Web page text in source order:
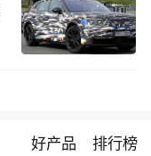
好产品 排行榜